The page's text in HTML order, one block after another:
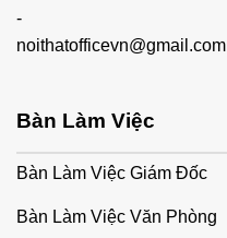
-
noithatofficevn@gmail.com
Bàn Làm Việc
Bàn Làm Việc Giám Đốc
Bàn Làm Việc Văn Phòng